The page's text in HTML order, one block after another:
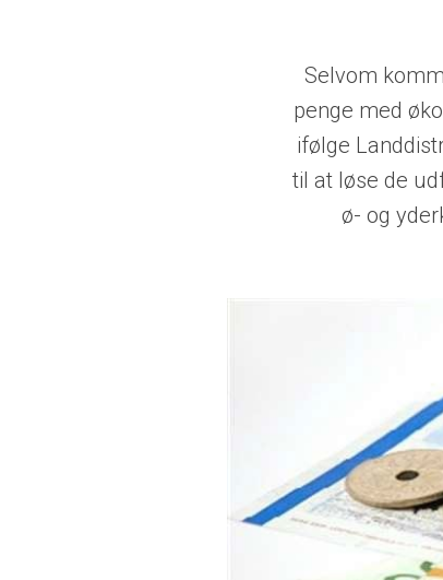
Selvom
penge med
ifølge
til at løse de
ø- og